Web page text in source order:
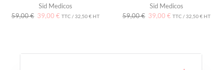
Sid Medicos
59,00€ 39,00 € TTC /32,50€ HT
Sid Medicos
59,00€ 39,00 € TTC /32,50€ HT